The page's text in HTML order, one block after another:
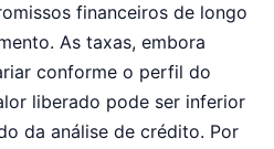
financeiros de longo
As taxas, embora
conforme o perfil do
liberado pode ser inferior
da análise de crédito. Por